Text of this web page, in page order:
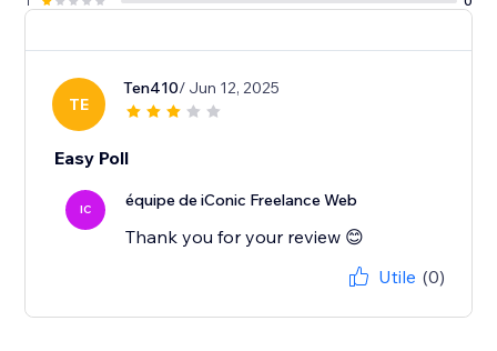
TE
Ten410/ Jun 12, 2025
Easy Poll
IC équipe de iConic Freelance Web
Thank you for your review 😊
Utile (0)